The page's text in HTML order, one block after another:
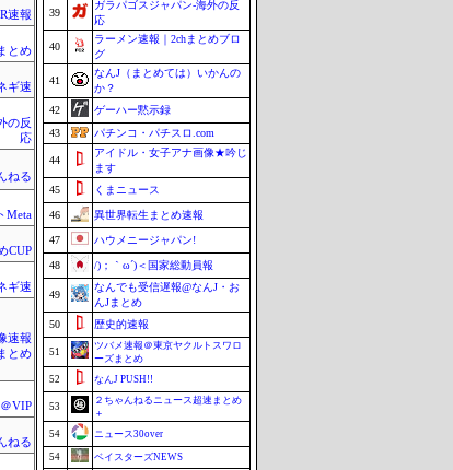
速報
とめ
ギ速
の反
応
ねる
Meta
CUP
ギ速
速報
とめ
VIP
ねる
39
ガラパゴスジャパン-海外の反
応
40
ラーメン速報｜2chまとめブロ
グ
41
なんJ（まとめては）いかんの
か？
42
ゲーハー黙示録
43
パチンコ・パチスロ.com
44
アイドル・女子アナ画像★吟じ
ます
45
くまニュース
46 異世界転生まとめ速報
47 ハウメニージャパン!
48 /)；｀ω´)＜国家総動員報
49
なんでも受信遅報@なんJ・お
んJまとめ
50
歴史的速報
51
ツバメ速報＠東京ヤクルトスワロ
ーズまとめ
52
なんJ PUSH!!
53
２ちゃんねるニュース超速まとめ
＋
54
ニュース30over
54 ベイスターズNEWS